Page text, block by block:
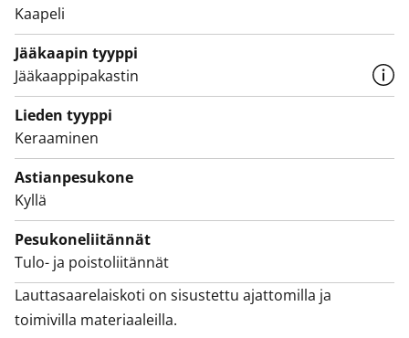
Kaapeli
Jääkaapin tyyppi
Jääkaappipakastin
Lieden tyyppi
Keraaminen
Astianpesukone
Kyllä
Pesukoneliitännät
Tulo- ja poistoliitännät
Lauttasaarelaiskoti on sisustettu ajattomilla ja
toimivilla materiaaleilla.